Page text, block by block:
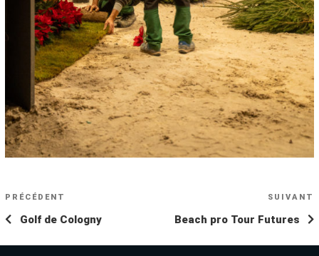
NAVIGATION
DE
L’ARTICLE
Article
précédent
PRÉCÉDENT
Golf de Cologny
SUIVANT
Beach pro Tour Futures